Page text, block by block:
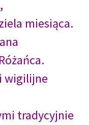
miesiąca.
wigilijne
tradycyjnie